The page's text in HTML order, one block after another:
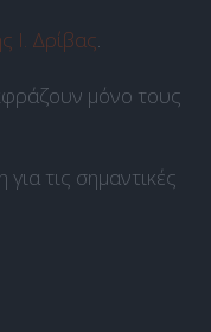
Ι. Δρίβας.
μόνο τους
τις σημαντικές